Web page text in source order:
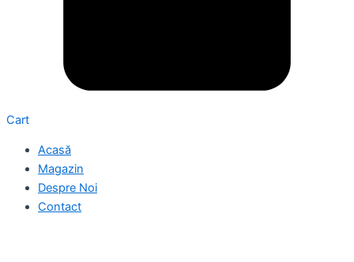
Cart
Acasă
Magazin
Despre Noi
Contact